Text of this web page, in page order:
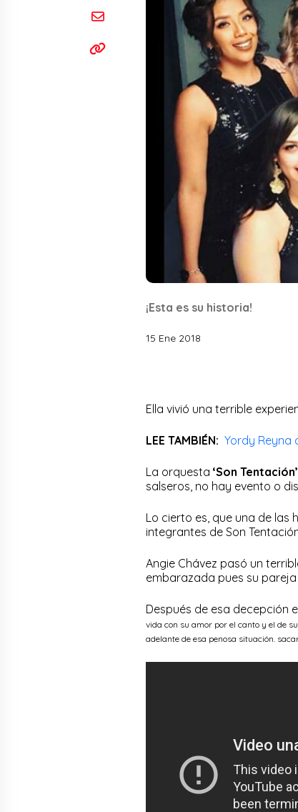
¡Esta es su historia!
15 Ene 2018
Ella vivió una terrible
LEE TAMBIÉN: Yordy Reyna
La orquesta ‘Son Tentación’
salseros, no hay evento o
Lo cierto es, que una de las
integrantes de Son
Angie Chávez pasó un
embarazada pues su
Después de esa decepción
vida con su amor por el canto y el de
adelante de esa penosa situación.